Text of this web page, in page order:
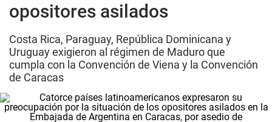
opositores asilados
Costa Rica, Paraguay, República Dominicana y
Uruguay exigieron al régimen de Maduro que
cumpla con la Convención de Viena y la Convención
de Caracas